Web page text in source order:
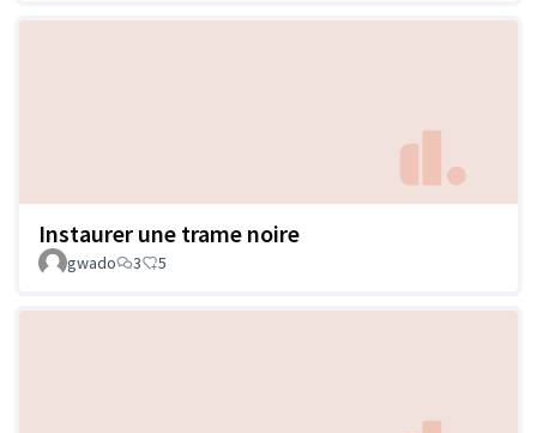
Instaurer une trame noire
gwado 3 5